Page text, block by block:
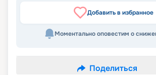
Добавить в избранное
Моментально оповестим о
Поделиться